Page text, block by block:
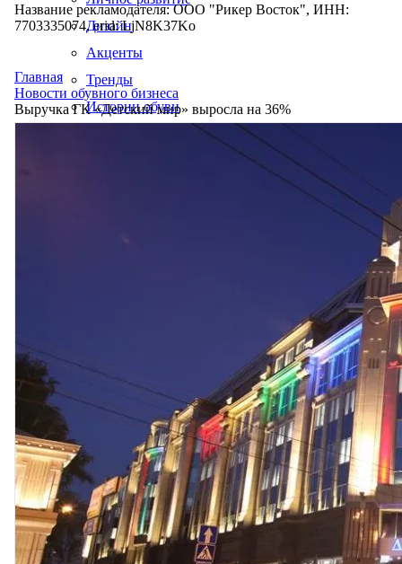
Дизайн
Акценты
Тренды
Истории обуви
Название рекламодателя: ООО "Рикер Восток", ИНН:
7703335074, erid: LjN8K37Ko
Главная
Новости обувного бизнеса
Выручка ГК «Детский мир» выросла на 36%